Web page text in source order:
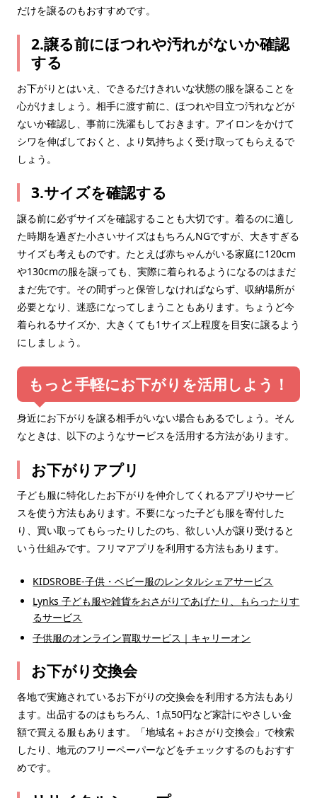
だけを譲るのもおすすめです。
2.譲る前にほつれや汚れがないか確認
する
お下がりとはいえ、できるだけきれいな状態の服を譲ることを
心がけましょう。相手に渡す前に、ほつれや目立つ汚れなどが
ないか確認し、事前に洗濯もしておきます。アイロンをかけて
シワを伸ばしておくと、より気持ちよく受け取ってもらえるで
しょう。
3.サイズを確認する
譲る前に必ずサイズを確認することも大切です。着るのに適し
た時期を過ぎた小さいサイズはもちろんNGですが、大きすぎる
サイズも考えものです。たとえば赤ちゃんがいる家庭に120cm
や130cmの服を譲っても、実際に着られるようになるのはまだ
まだ先です。その間ずっと保管しなければならず、収納場所が
必要となり、迷惑になってしまうこともあります。ちょうど今
着られるサイズか、大きくても1サイズ上程度を目安に譲るよう
にしましょう。
もっと手軽にお下がりを活用しよう！
身近にお下がりを譲る相手がいない場合もあるでしょう。そん
なときは、以下のようなサービスを活用する方法があります。
お下がりアプリ
子ども服に特化したお下がりを仲介してくれるアプリやサービ
スを使う方法もあります。不要になった子ども服を寄付した
り、買い取ってもらったりしたのち、欲しい人が譲り受けると
いう仕組みです。フリマアプリを利用する方法もあります。
KIDSROBE-子供・ベビー服のレンタルシェアサービス
Lynks 子ども服や雑貨をおさがりであげたり、もらったりす
るサービス
子供服のオンライン買取サービス｜キャリーオン
お下がり交換会
各地で実施されているお下がりの交換会を利用する方法もあり
ます。出品するのはもちろん、1点50円など家計にやさしい金
額で買える服もあります。「地域名＋おさがり交換会」で検索
したり、地元のフリーペーパーなどをチェックするのもおすす
めです。